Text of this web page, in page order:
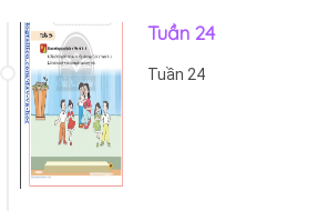
Tuần 24
Tuần 24